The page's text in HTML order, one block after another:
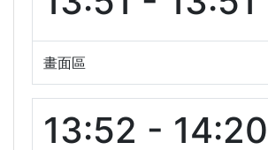
畫面區
13:52 - 14:20